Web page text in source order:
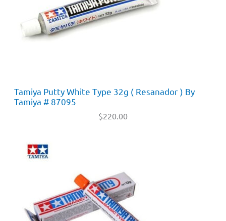
Tamiya Putty White Type 32g ( Resanador ) By
Tamiya # 87095
$220.00